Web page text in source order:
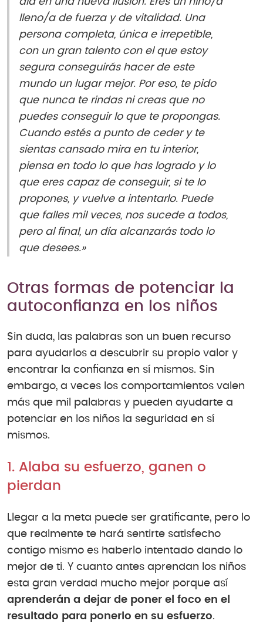
lleno/a de fuerza y de vitalidad. Una
persona completa, única e irrepetible,
con un gran talento con el que estoy
segura conseguirás hacer de este
mundo un lugar mejor. Por eso, te pido
que nunca te rindas ni creas que no
puedes conseguir lo que te propongas.
Cuando estés a punto de ceder y te
sientas cansado mira en tu interior,
piensa en todo lo que has logrado y lo
que eres capaz de conseguir, si te lo
propones, y vuelve a intentarlo. Puede
que falles mil veces, nos sucede a todos,
pero al final, un día alcanzarás todo lo
que desees.»
Otras formas de potenciar la
autoconfianza en los niños
Sin duda, las palabras son un buen recurso
para ayudarlos a descubrir su propio valor y
encontrar la confianza en sí mismos. Sin
embargo, a veces los comportamientos valen
más que mil palabras y pueden ayudarte a
potenciar en los niños la seguridad en sí
mismos.
1. Alaba su esfuerzo, ganen o
pierdan
Llegar a la meta puede ser gratificante, pero lo
que realmente te hará sentirte satisfecho
contigo mismo es haberlo intentado dando lo
mejor de ti. Y cuanto antes aprendan los niños
esta gran verdad mucho mejor porque así
aprenderán a dejar de poner el foco en el
resultado para ponerlo en su esfuerzo.